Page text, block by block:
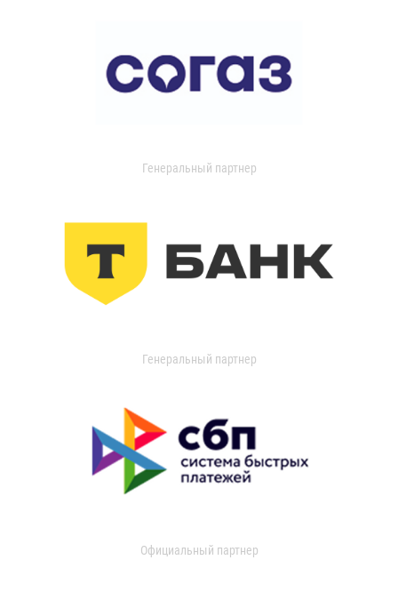
Генеральный партнер
Генеральный партнер
Официальный партнер